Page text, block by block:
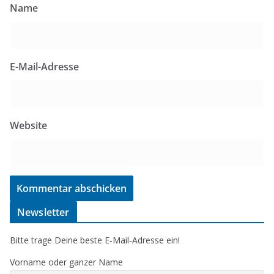
Name
E-Mail-Adresse
Website
Newsletter
Bitte trage Deine beste E-Mail-Adresse ein!
Vorname oder ganzer Name